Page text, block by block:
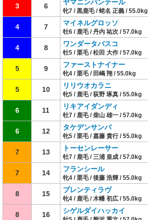
3 6 ヤマニンパンテール
牝7 / 黒鹿毛 / 蛯名 正義 / 55.0kg
4 7 マイネルグロッソ
牡6 / 鹿毛 / 丹内 祐次 / 57.0kg
4 8 ワンダータバスコ
牡5 / 栗毛 / 松田 大作 / 57.0kg
5 9 ファーストナイナー
牝4 / 栗毛 / 田嶋 翔 / 55.0kg
5 10 リリウオカラニ
牝5 / 鹿毛 / 荻野 琢真 / 55.0kg
6 11 リキアイダンディ
牡7 / 鹿毛 / 柴山 雄一 / 57.0kg
6 12 タケデンサンバ
牝5 / 栗毛 / 嘉藤 貴行 / 55.0kg
7 13 トーセンレーサー
牡7 / 鹿毛 / 三浦 皇成 / 57.0kg
7 14 フランシール
牝4 / 栗毛 / 後藤 浩輝 / 55.0kg
8 15 プレンティラヴ
牝4 / 鹿毛 / 木幡 初広 / 55.0kg
8 16 シゲルダイハッカイ